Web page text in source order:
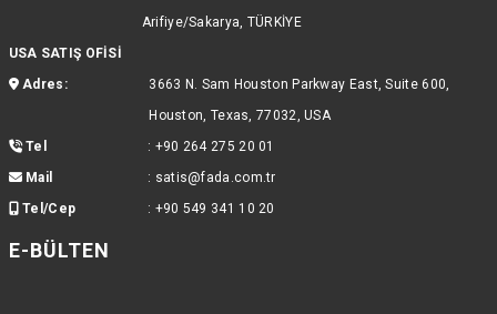
Arifiye/Sakarya, TÜRKİYE
USA SATIŞ OFİSİ
Adres:
3663 N. Sam Houston Parkway East, Suite 600,
Houston, Texas, 77032, USA
Tel
: +90 264 275 20 01
Mail
: satis@fada.com.tr
Tel/Cep
: +90 549 341 10 20
E-BÜLTEN